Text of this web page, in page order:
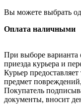
Вы можете выбрать
Оплата наличными
При выборе
приезда курьера и
Курьер
предмет
Покупатель
документы, вносит